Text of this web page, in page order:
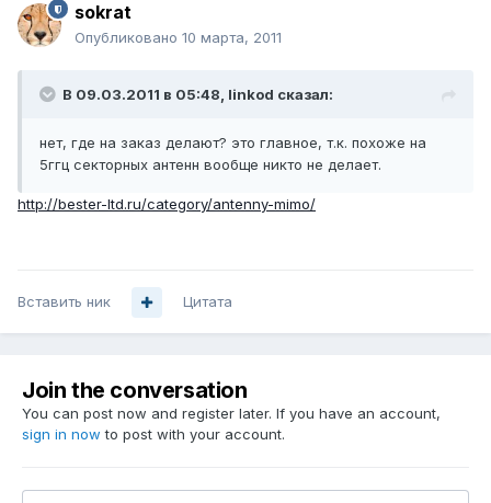
sokrat
Опубликовано 10 марта, 2011
В 09.03.2011 в 05:48, linkod сказал:
нет, где на заказ делают? это главное, т.к. похоже на
5ггц секторных антенн вообще никто не делает.
http://bester-ltd.ru/category/antenny-mimo/
Вставить ник Цитата
Join the conversation
You can post now and register later. If you have an account,
sign in now to post with your account.